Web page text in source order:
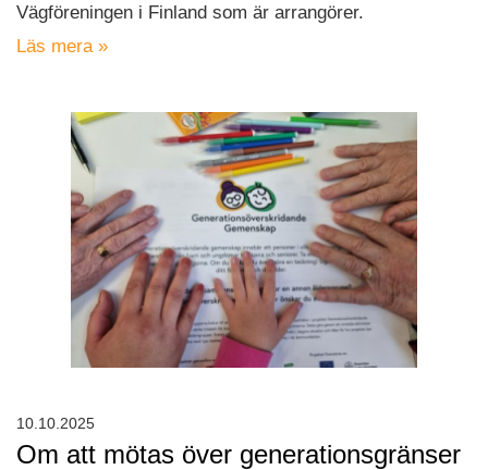
Vägföreningen i Finland som är arrangörer.
Läs mera »
Om att mötas över generationsgränser
10.10.2025